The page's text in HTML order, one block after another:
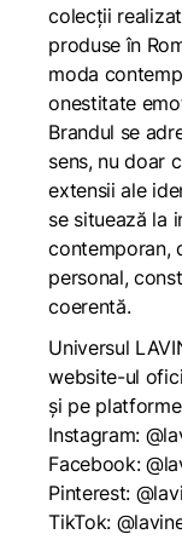
colecții
produse în
moda
onestitate
Brandul se
sens, nu doar
extensii ale
se situează la
contemporan,
personal,
coerentă.
Universul
website-ul
și pe
Instagram:
Facebook:
Pinterest:
TikTok: